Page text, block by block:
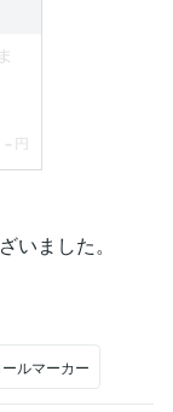
いました。
ルマーカー